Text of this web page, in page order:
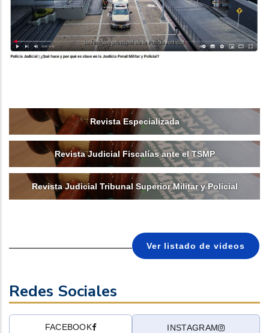
Revista Especializada
Revista Judicial Fiscalías ante el TSMP
Revista Judicial Tribunal Superior Militar y Policial
Ver listado de videos
Redes Sociales
FACEBOOK INSTAGRAM